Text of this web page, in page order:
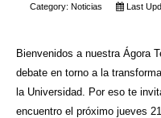
Category: Noticias Last
Bienvenidos a nuestra Ágora
debate en torno a la
la Universidad. Por eso te
encuentro el próximo jueves